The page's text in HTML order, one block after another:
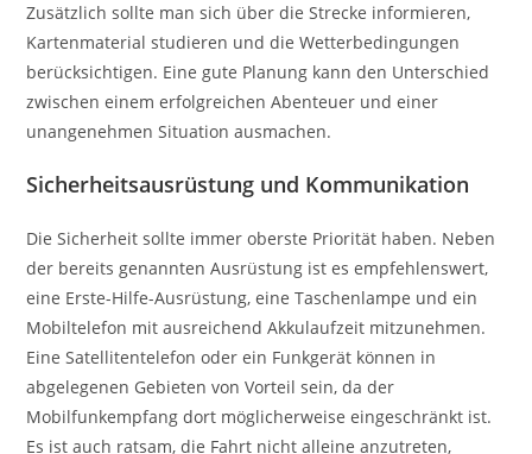
Zusätzlich sollte man sich über die Strecke informieren,
Kartenmaterial studieren und die Wetterbedingungen
berücksichtigen. Eine gute Planung kann den Unterschied
zwischen einem erfolgreichen Abenteuer und einer
unangenehmen Situation ausmachen.
Sicherheitsausrüstung und Kommunikation
Die Sicherheit sollte immer oberste Priorität haben. Neben
der bereits genannten Ausrüstung ist es empfehlenswert,
eine Erste-Hilfe-Ausrüstung, eine Taschenlampe und ein
Mobiltelefon mit ausreichend Akkulaufzeit mitzunehmen.
Eine Satellitentelefon oder ein Funkgerät können in
abgelegenen Gebieten von Vorteil sein, da der
Mobilfunkempfang dort möglicherweise eingeschränkt ist.
Es ist auch ratsam, die Fahrt nicht alleine anzutreten,